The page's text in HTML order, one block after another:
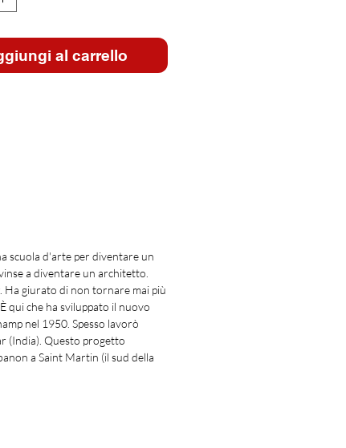
al carrello
scuola d'arte per diventare un
a diventare un architetto.
Ha giurato di non tornare mai più
qui che ha sviluppato il nuovo
nel 1950. Spesso lavorò
(India). Questo progetto
a Saint Martin (il sud della